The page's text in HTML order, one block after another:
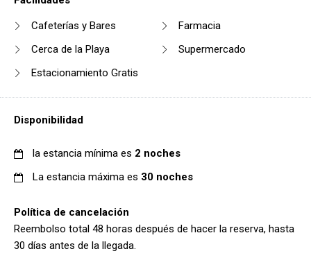
Cafeterías y Bares
Cerca de la Playa
Estacionamiento Gratis
Farmacia
Supermercado
Disponibilidad
la estancia mínima es 2 noches
La estancia máxima es 30 noches
Política de cancelación
Reembolso total 48 horas después de hacer la reserva, hasta
30 días antes de la llegada.